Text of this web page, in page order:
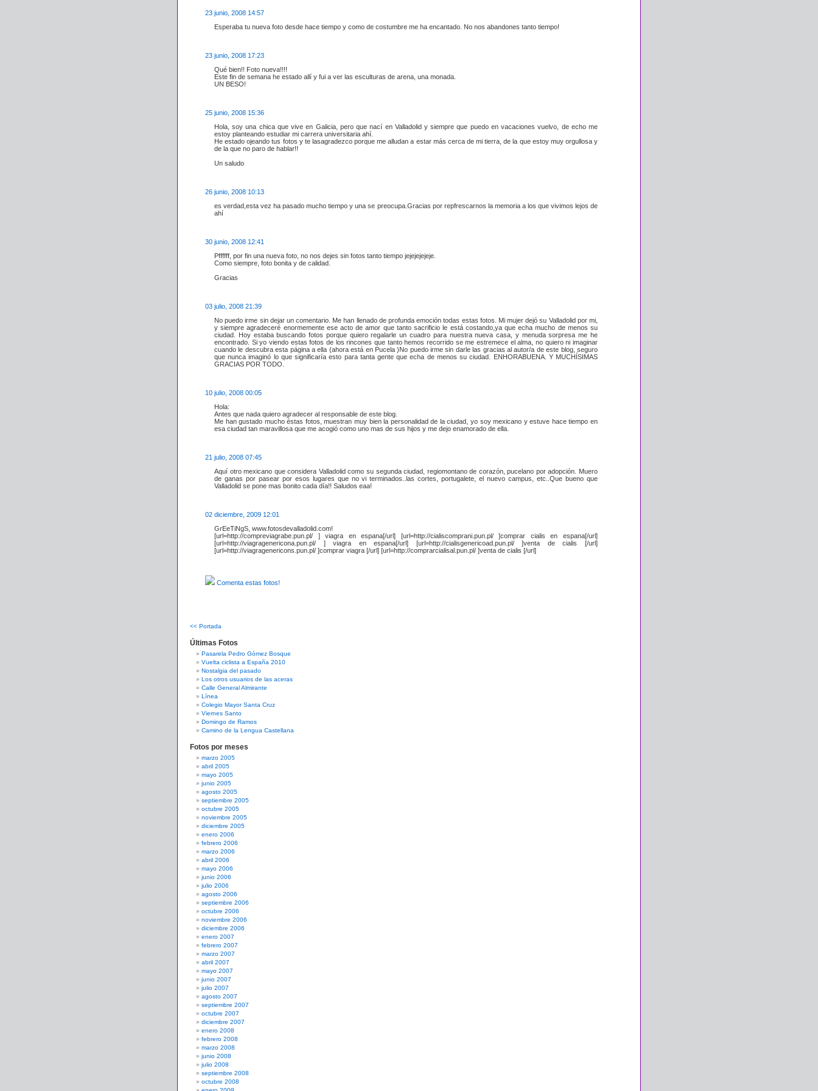
23 junio, 2008 14:57
Esperaba tu nueva foto desde hace tiempo y como de costumbre me ha encantado. No nos abandones tanto tiempo!
23 junio, 2008 17:23
Qué bien!! Foto nueva!!!!
Este fin de semana he estado allí y fui a ver las esculturas de arena, una monada.
UN BESO!
25 junio, 2008 15:36
Hola, soy una chica que vive en Galicia, pero que nací en Valladolid y siempre que puedo en vacaciones vuelvo, de echo me
estoy planteando estudiar mi carrera universitaria ahí.
He estado ojeando tus fotos y te lasagradezco porque me alludan a estar más cerca de mi tierra, de la que estoy muy orgullosa y
de la que no paro de hablar!!
Un saludo
26 junio, 2008 10:13
es verdad,esta vez ha pasado mucho tiempo y una se preocupa.Gracias por repfrescarnos la memoria a los que vivimos lejos de
ahí
30 junio, 2008 12:41
Pffffff, por fin una nueva foto, no nos dejes sin fotos tanto tiempo jejejejejeje.
Como siempre, foto bonita y de calidad.
Gracias
03 julio, 2008 21:39
No puedo irme sin dejar un comentario. Me han llenado de profunda emoción todas estas fotos. Mi mujer dejó su Valladolid por mi,
y siempre agradeceré enormemente ese acto de amor que tanto sacrificio le está costando,ya que echa mucho de menos su
ciudad. Hoy estaba buscando fotos porque quiero regalarle un cuadro para nuestra nueva casa, y menuda sorpresa me he
encontrado. Si yo viendo estas fotos de los rincones que tanto hemos recorrido se me estremece el alma, no quiero ni imaginar
cuando le descubra esta página a ella (ahora está en Pucela )No puedo irme sin darle las gracias al autor/a de este blog, seguro
que nunca imaginó lo que significaría esto para tanta gente que echa de menos su ciudad. ENHORABUENA. Y MUCHÍSIMAS
GRACIAS POR TODO.
10 julio, 2008 00:05
Hola:
Antes que nada quiero agradecer al responsable de este blog.
Me han gustado mucho éstas fotos, muestran muy bien la personalidad de la ciudad, yo soy mexicano y estuve hace tiempo en
esa ciudad tan maravillosa que me acogió como uno mas de sus hijos y me dejo enamorado de ella.
21 julio, 2008 07:45
Aquí otro mexicano que considera Valladolid como su segunda ciudad, regiomontano de corazón, pucelano por adopción. Muero
de ganas por pasear por esos lugares que no vi terminados..las cortes, portugalete, el nuevo campus, etc..Que bueno que
Valladolid se pone mas bonito cada día!! Saludos eaa!
02 diciembre, 2009 12:01
GrEeTiNgS, www.fotosdevalladolid.com!
[url=http://compreviagrabe.pun.pl/ ] viagra en espana[/url] [url=http://cialiscomprani.pun.pl/ ]comprar cialis en espana[/url]
[url=http://viagragenericona.pun.pl/ ] viagra en espana[/url] [url=http://cialisgenericoad.pun.pl/ ]venta de cialis [/url]
[url=http://viagragenericons.pun.pl/ ]comprar viagra [/url] [url=http://comprarcialisal.pun.pl/ ]venta de cialis [/url]
Comenta estas fotos!
<< Portada
Últimas Fotos
Pasarela Pedro Gómez Bosque
Vuelta ciclista a España 2010
Nostalgia del pasado
Los otros usuarios de las aceras
Calle General Almirante
Línea
Colegio Mayor Santa Cruz
Viernes Santo
Domingo de Ramos
Camino de la Lengua Castellana
Fotos por meses
marzo 2005
abril 2005
mayo 2005
junio 2005
agosto 2005
septiembre 2005
octubre 2005
noviembre 2005
diciembre 2005
enero 2006
febrero 2006
marzo 2006
abril 2006
mayo 2006
junio 2006
julio 2006
agosto 2006
septiembre 2006
octubre 2006
noviembre 2006
diciembre 2006
enero 2007
febrero 2007
marzo 2007
abril 2007
mayo 2007
junio 2007
julio 2007
agosto 2007
septiembre 2007
octubre 2007
diciembre 2007
enero 2008
febrero 2008
marzo 2008
junio 2008
julio 2008
septiembre 2008
octubre 2008